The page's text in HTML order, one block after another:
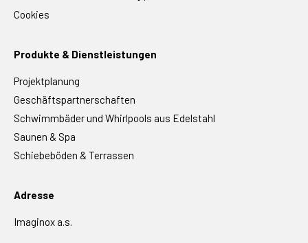
Cookies
Produkte & Dienstleistungen
Projektplanung
Geschäftspartnerschaften
Schwimmbäder und Whirlpools aus Edelstahl
Saunen & Spa
Schiebeböden & Terrassen
Adresse
Imaginox a.s.